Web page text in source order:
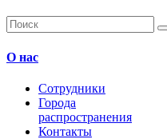
О нас
Сотрудники
Города
распространения
Контакты